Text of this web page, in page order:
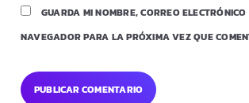
GUARDA MI NOMBRE, CORREO
NAVEGADOR PARA LA PRÓXIMA VEZ QUE